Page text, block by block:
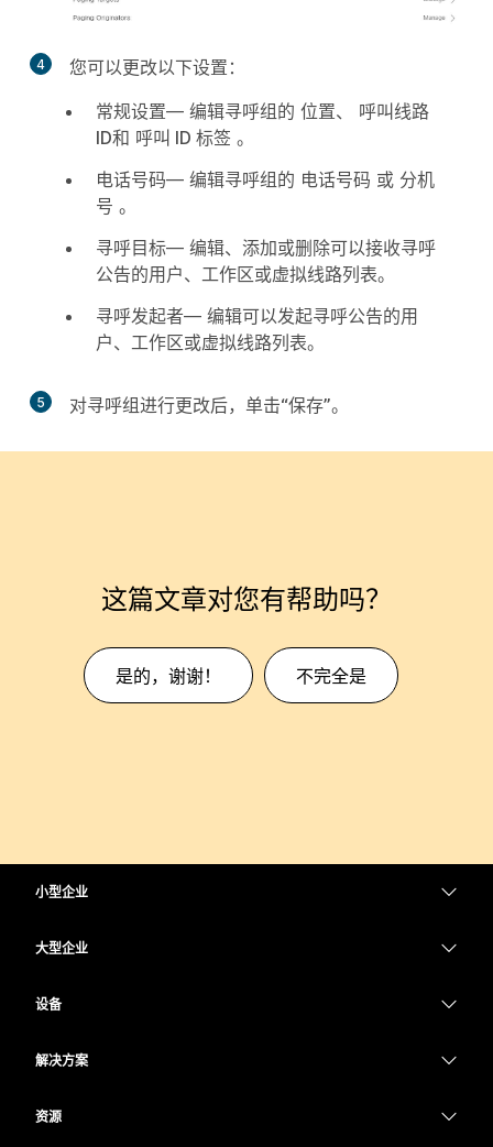
4
您可以更改以下设置：
常规设置— 编辑寻呼组的 位置、 呼叫线路
ID和 呼叫 ID 标签 。
电话号码— 编辑寻呼组的 电话号码 或 分机
号 。
寻呼目标— 编辑、添加或删除可以接收寻呼
公告的用户、工作区或虚拟线路列表。
寻呼发起者— 编辑可以发起寻呼公告的用
户、工作区或虚拟线路列表。
5 对寻呼组进行更改后，单击“保存”。
这篇文章对您有帮助吗？
是的，谢谢！ 不完全是
小型企业
大型企业
设备
解决方案
资源